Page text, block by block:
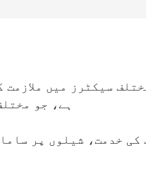
ہے، جو
کی خدمت، شیلوں پر